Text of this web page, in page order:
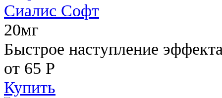
Сиалис Софт
20мг
Быстрое наступление
от 65 Р
Купить